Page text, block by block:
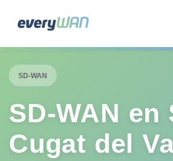
SD-WAN
SD‑WAN en
Cugat del